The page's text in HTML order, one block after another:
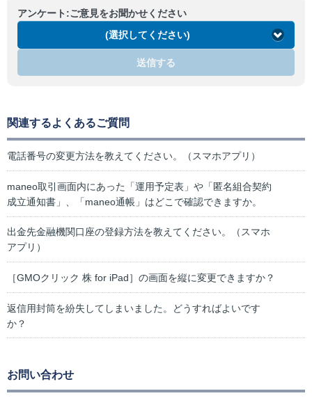
アンケート:ご意見をお聞かせください
(選択してください)
送信する
関連するよくあるご質問
電話番号の変更方法を教えてください。（スマホアプリ）
maneo取引画面内にあった「運用予定表」や「匿名組合契約
成立通知書」、「maneo通帳」はどこで確認できますか。
出金先金融機関口座の登録方法を教えてください。（スマホ
アプリ）
［GMOクリック 株 for iPad］の画面を縦に変更できますか？
返信用封筒を紛失してしまいました。どうすればよいです
か？
お問い合わせ